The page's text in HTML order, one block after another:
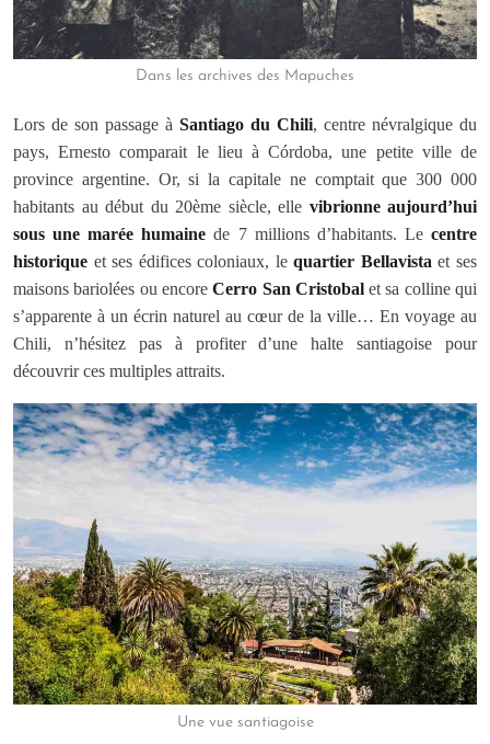
Dans les archives des Mapuches
Lors de son passage à Santiago du Chili, centre névralgique du
pays, Ernesto comparait le lieu à Córdoba, une petite ville de
province argentine. Or, si la capitale ne comptait que 300 000
habitants au début du 20ème siècle, elle vibrionne aujourd’hui
sous une marée humaine de 7 millions d’habitants. Lecentre
historique et ses édifices coloniaux, lequartier Bellavista et ses
maisons bariolées ou encoreCerro San Cristobalet sa colline qui
s’apparente à un écrin naturel au cœur de la ville… En voyage au
Chili, n’hésitez pas à profiter d’une halte santiagoise pour
découvrir ces multiples attraits.
Une vue santiagoise